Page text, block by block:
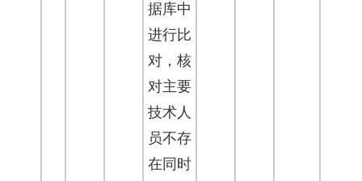
据库中
进行比
对，核
对主要
技术人
员不存
在同时